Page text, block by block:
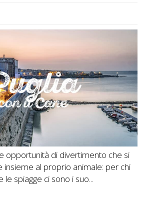
opportunità di divertimento che si
insieme al proprio animale: per chi
spiagge ci sono i suo...